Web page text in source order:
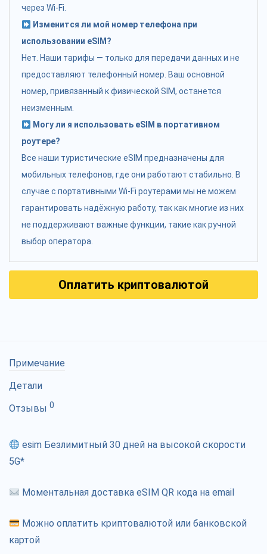
через Wi-Fi.
Изменится ли мой номер телефона при
использовании eSIM?
Нет. Наши тарифы — только для передачи данных и не
предоставляют телефонный номер. Ваш основной
номер, привязанный к физической SIM, останется
неизменным.
Могу ли я использовать eSIM в портативном
роутере?
Все наши туристические eSIM предназначены для
мобильных телефонов, где они работают стабильно. В
случае с портативными Wi-Fi роутерами мы не можем
гарантировать надёжную работу, так как многие из них
не поддерживают важные функции, такие как ручной
выбор оператора.
Оплатить криптовалютой
Примечание
Детали
Отзывы 0
esim Безлимитный 30 дней на высокой скорости
5G*
Моментальная доставка eSIM QR кода на email
Можно оплатить криптовалютой или банковской
картой